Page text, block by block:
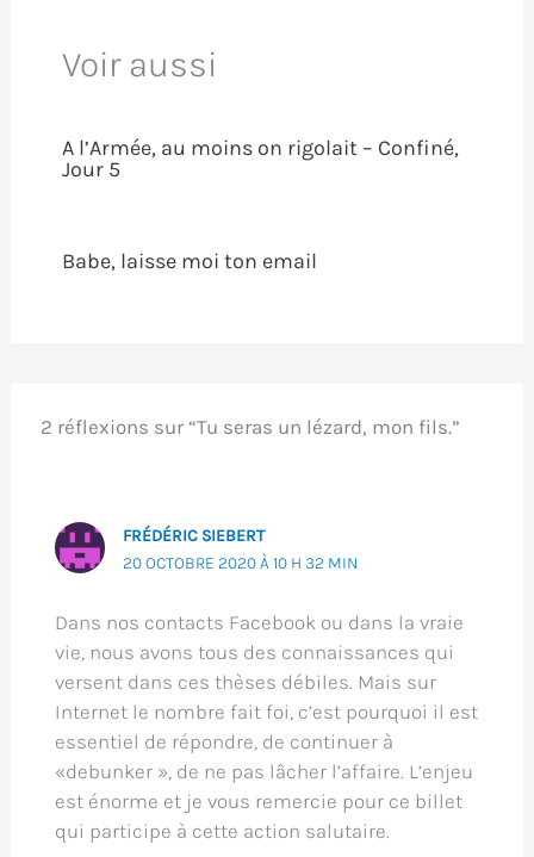
Voir aussi
A l’Armée, au moins on rigolait – Confiné,
Jour 5
Babe, laisse moi ton email
2 réflexions sur “Tu seras un lézard, mon fils.”
FRÉDÉRIC SIEBERT
20 OCTOBRE 2020 À 10 H 32 MIN
Dans nos contacts Facebook ou dans la vraie
vie, nous avons tous des connaissances qui
versent dans ces thèses débiles. Mais sur
Internet le nombre fait foi, c’est pourquoi il est
essentiel de répondre, de continuer à
«debunker », de ne pas lâcher l’affaire. L’enjeu
est énorme et je vous remercie pour ce billet
qui participe à cette action salutaire.